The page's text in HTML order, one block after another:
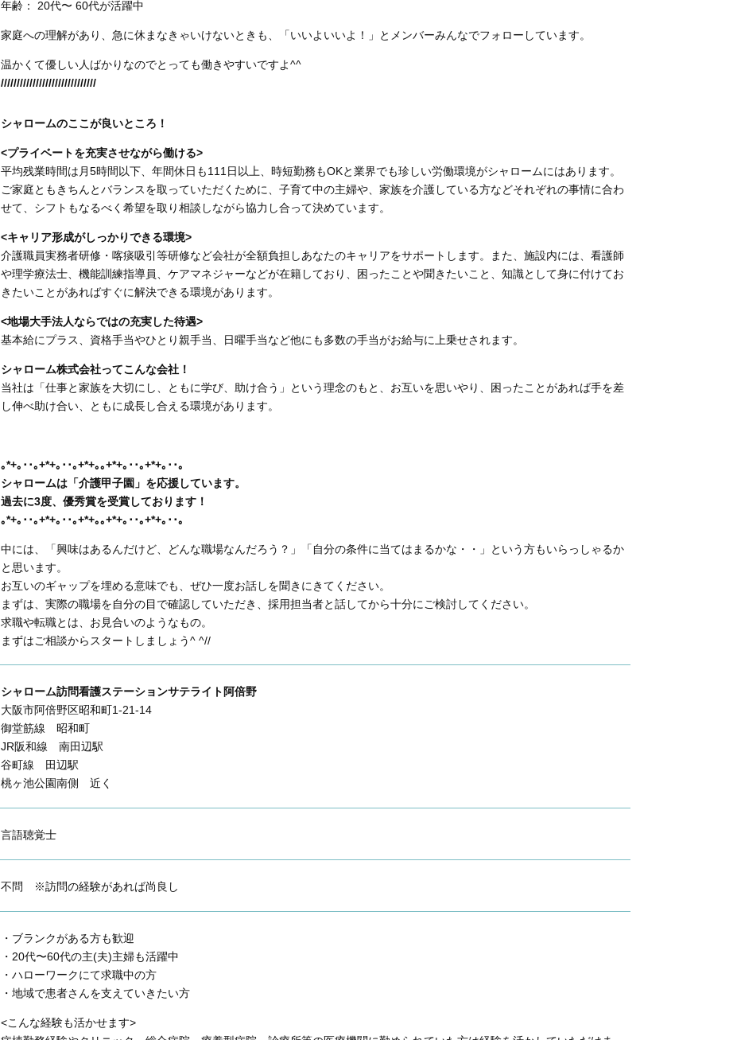
年齢： 20代〜 60代が活躍中
家庭への理解があり、急に休まなきゃいけないときも、「いいよいいよ！」とメンバーみんなでフォローしています。
温かくて優しい人ばかりなのでとっても働きやすいですよ^^
//////////////////////////////
シャロームのここが良いところ！
<プライベートを充実させながら働ける>
平均残業時間は月5時間以下、年間休日も111日以上、時短勤務もOKと業界でも珍しい労働環境がシャロームにはあります。
ご家庭ともきちんとバランスを取っていただくために、子育て中の主婦や、家族を介護している方などそれぞれの事情に合わ
せて、シフトもなるべく希望を取り相談しながら協力し合って決めています。
<キャリア形成がしっかりできる環境>
介護職員実務者研修・喀痰吸引等研修など会社が全額負担しあなたのキャリアをサポートします。また、施設内には、看護師
や理学療法士、機能訓練指導員、ケアマネジャーなどが在籍しており、困ったことや聞きたいこと、知識として身に付けてお
きたいことがあればすぐに解決できる環境があります。
<地場大手法人ならではの充実した待遇>
基本給にプラス、資格手当やひとり親手当、日曜手当など他にも多数の手当がお給与に上乗せされます。
シャローム株式会社ってこんな会社！
当社は「仕事と家族を大切にし、ともに学び、助け合う」という理念のもと、お互いを思いやり、困ったことがあれば手を差
し伸べ助け合い、ともに成長し合える環境があります。
｡*+｡･･｡+*+｡･･｡+*+｡｡+*+｡･･｡+*+｡･･｡
シャロームは「介護甲子園」を応援しています。
過去に3度、優秀賞を受賞しております！
｡*+｡･･｡+*+｡･･｡+*+｡｡+*+｡･･｡+*+｡･･｡
中には、「興味はあるんだけど、どんな職場なんだろう？」「自分の条件に当てはまるかな・・」という方もいらっしゃるか
と思います。
お互いのギャップを埋める意味でも、ぜひ一度お話しを聞きにきてください。
まずは、実際の職場を自分の目で確認していただき、採用担当者と話してから十分にご検討してください。
求職や転職とは、お見合いのようなもの。
まずはご相談からスタートしましょう^ ^//
シャローム訪問看護ステーションサテライト阿倍野
大阪市阿倍野区昭和町1-21-14
御堂筋線 昭和町
JR阪和線 南田辺駅
谷町線 田辺駅
桃ヶ池公園南側 近く
言語聴覚士
不問 ※訪問の経験があれば尚良し
・ブランクがある方も歓迎
・20代〜60代の主(夫)主婦も活躍中
・ハローワークにて求職中の方
・地域で患者さんを支えていきたい方
<こんな経験も活かせます>